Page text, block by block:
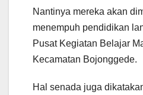
Nantinya mereka akan
menempuh pendidikan
Pusat Kegiatan Belajar
Kecamatan Bojonggede.
Hal senada juga